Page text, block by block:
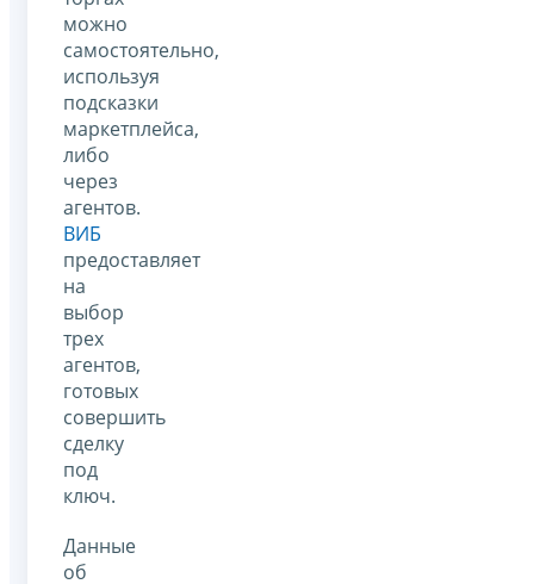
можно
самостоятельно,
используя
подсказки
маркетплейса,
либо
через
агентов.
ВИБ
предоставляет
на
выбор
трех
агентов,
готовых
совершить
сделку
под
ключ.
Данные
об